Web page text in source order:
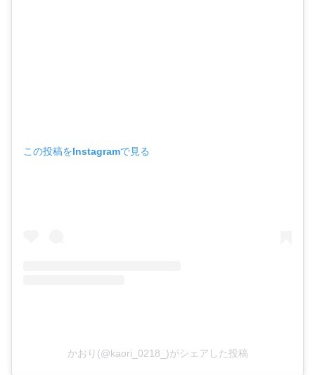
この投稿をInstagramで見る
かおり(@kaori_0218_)がシェアした投稿